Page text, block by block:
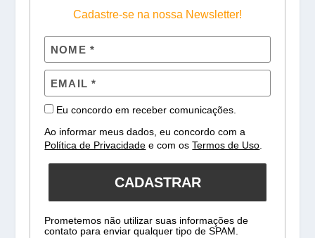
Cadastre-se na nossa Newsletter!
Eu concordo em receber comunicações.
Ao informar meus dados, eu concordo com a
Política de Privacidade e com osTermos de Uso
CADASTRAR
Prometemos não utilizar suas informações de
contato para enviar qualquer tipo de SPAM.